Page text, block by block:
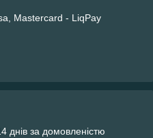
Mastercard - LiqPay
днів за домовленістю